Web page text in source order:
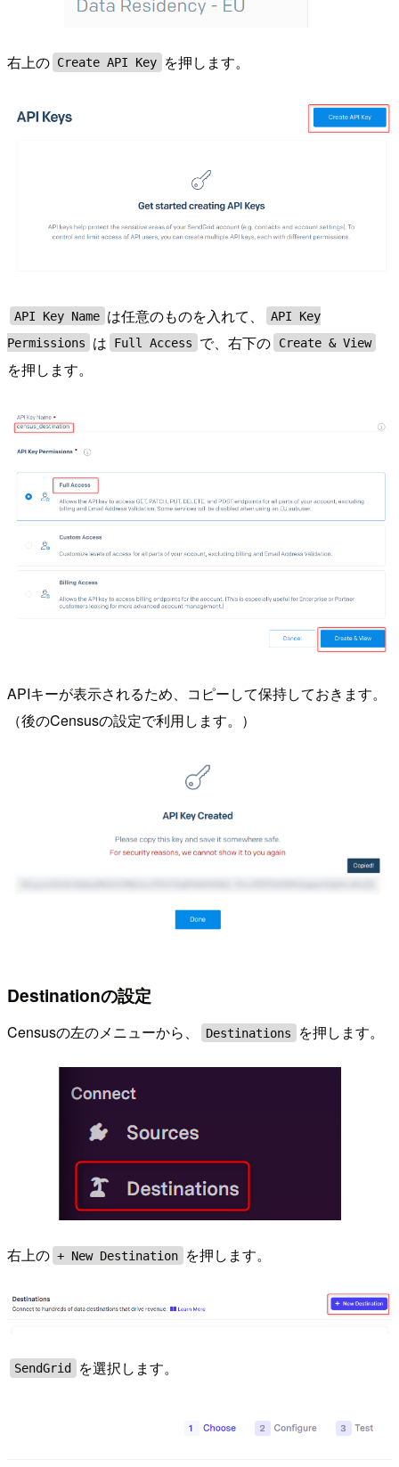
右上の Create API Key を押します。
API Key Name は任意のものを入れて、
API Key
Permissions
は Full Access で、右下の Create & View
を押します。
APIキーが表示されるため、コピーして保持しておきます。
（後のCensusの設定で利用します。）
Destinationの設定
Censusの左のメニューから、 Destinations を押します。
右上の + New Destination を押します。
SendGrid を選択します。